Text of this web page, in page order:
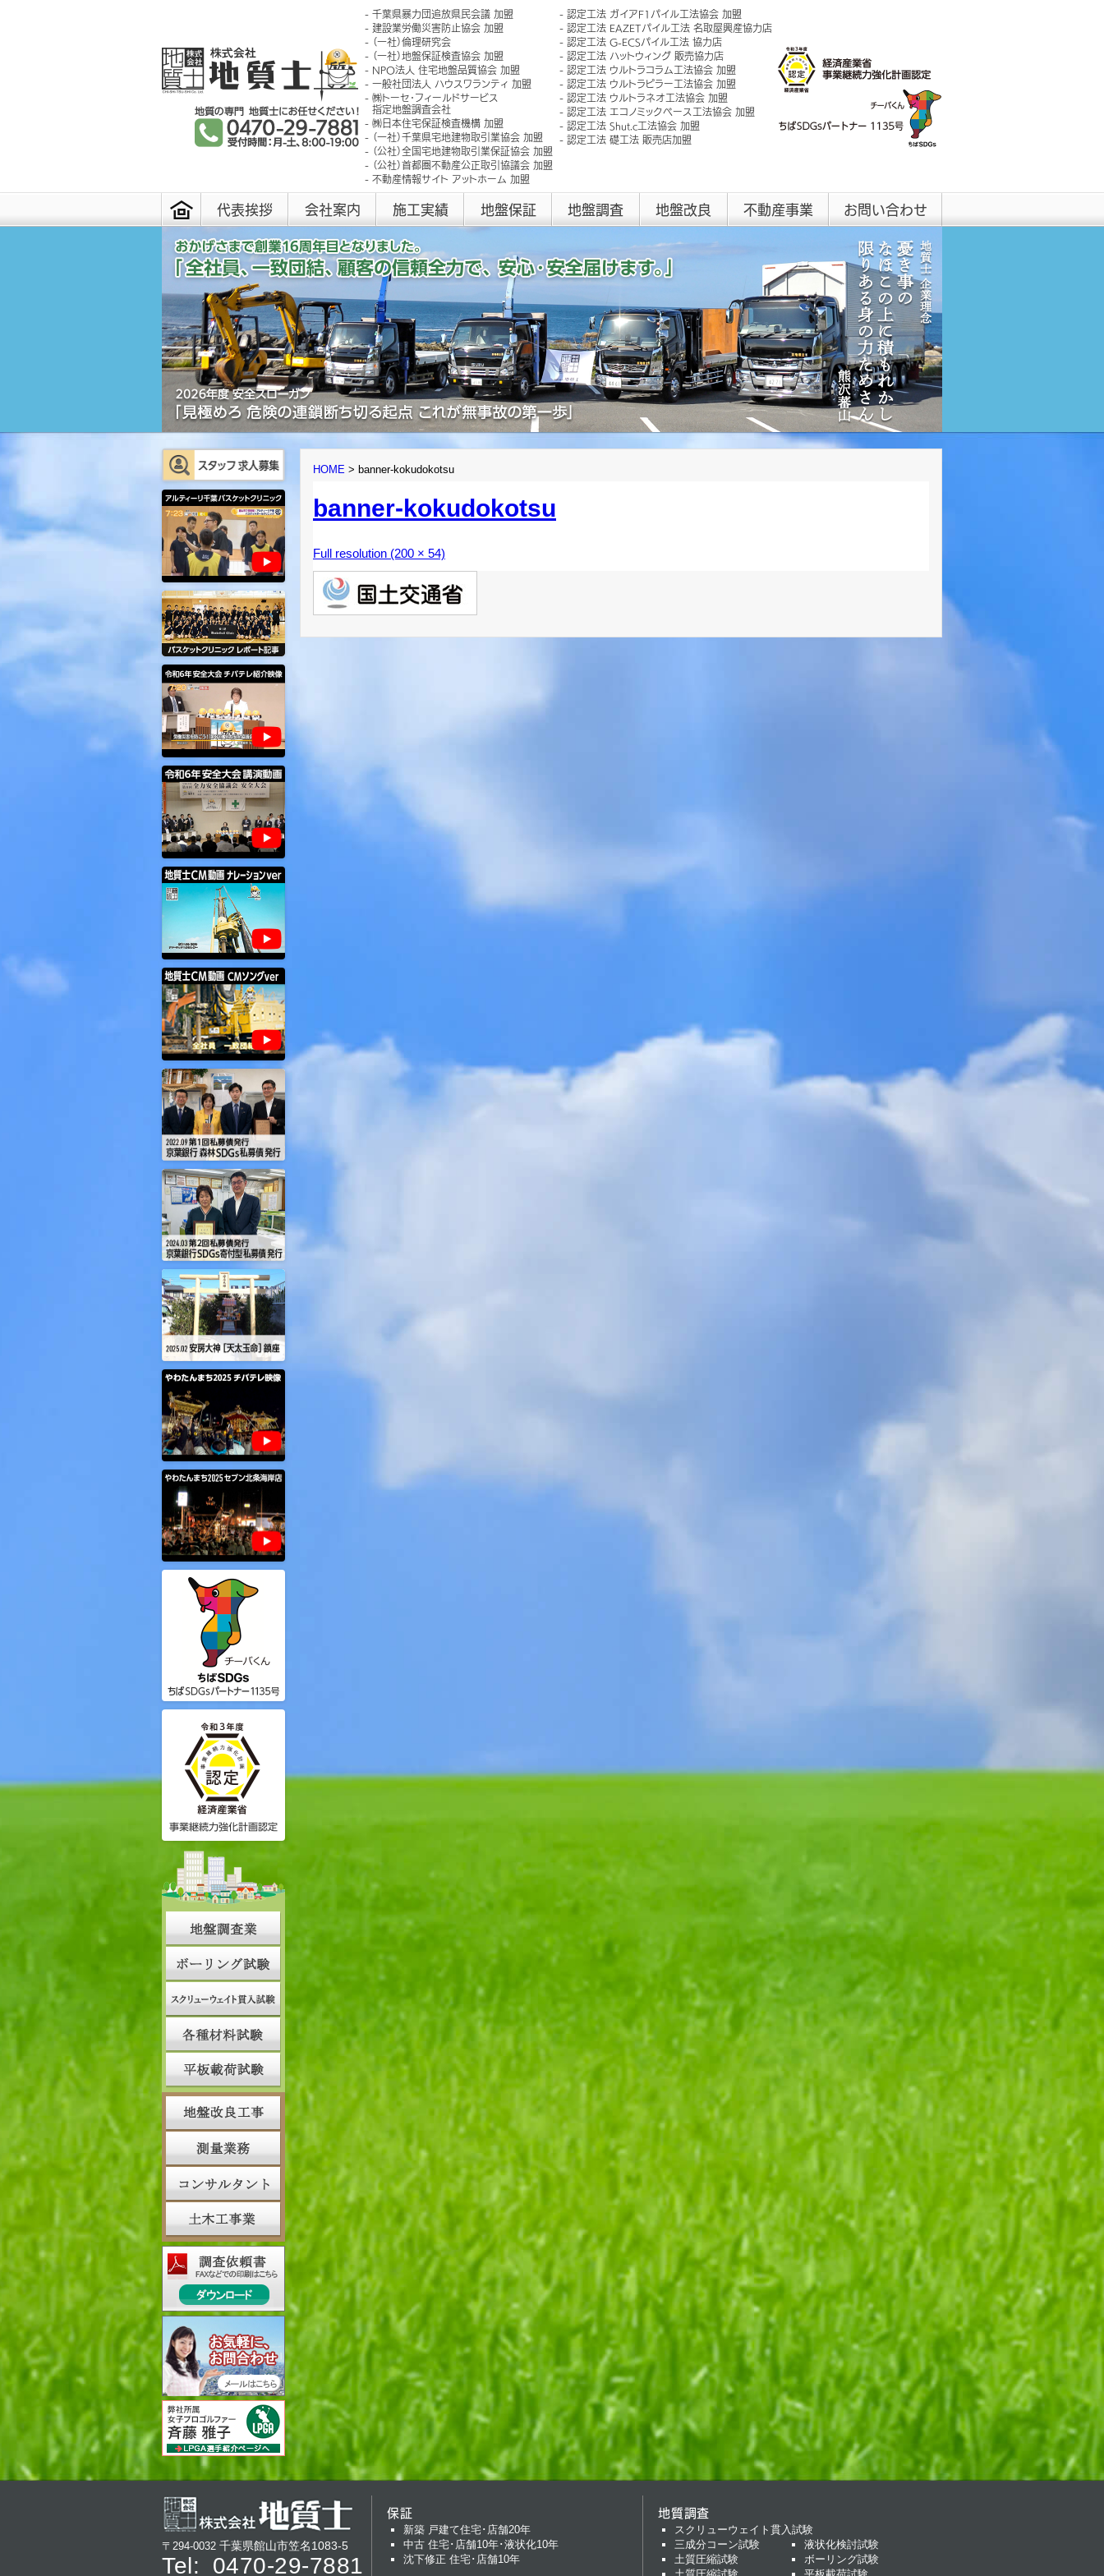
千葉県暴力団追放県民会議 加盟
建設業労働災害防止協会 加盟
（一社）倫理研究会
（一社）地盤保証検査協会 加盟
NPO法人 住宅地盤品質協会 加盟
一般社団法人 ハウスワランティ 加盟
㈱トーセ･フィールドサービス
指定地盤調査会社
㈱日本住宅保証検査機構 加盟
（一社）千葉県宅地建物取引業協会 加盟
（公社）全国宅地建物取引業保証協会 加盟
（公社）首都圏不動産公正取引協議会 加盟
不動産情報サイト アットホーム 加盟
認定工法 ガイアF1パイル工法協会 加盟
認定工法 EAZETパイル工法 名取屋興産協力店
認定工法 G-ECSパイル工法 協力店
認定工法 ハットウィング 販売協力店
認定工法 ウルトラコラム工法協会 加盟
認定工法 ウルトラピラー工法協会 加盟
認定工法 ウルトラネオ工法協会 加盟
認定工法 エコノミックベース工法協会 加盟
認定工法 Shut.c工法協会 加盟
認定工法 礎工法 販売店加盟
代表挨拶 会社案内 施工実績 地盤保証 地盤調査 地盤改良 不動産事業 お問い合わせ
HOME > banner-kokudokotsu
banner-kokudokotsu
Full resolution (200 × 54)
〒294-0032 千葉県館山市笠名1083-5
Tel: 0470-29-7881
保証
新築 戸建て住宅･店舗20年
中古 住宅･店舗10年･液状化10年
沈下修正 住宅･店舗10年
地質調査
スクリューウェイト貫入試験
三成分コーン試験
液状化検討試験
土質圧縮試験
ボーリング試験